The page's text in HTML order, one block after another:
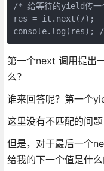
/* 给等待的yield传
res = it.next(7);
console.log(res);
第一个next 调用提出
么？
谁来回答呢？第一个
这里没有不匹配的问题
但是，对于最后一个
给我的下一个值是什